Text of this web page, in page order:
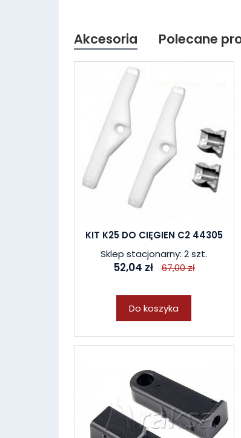
Akcesoria Polecane
KIT K25 DO CIĘGIEN C2 44305
Sklep stacjonarny: 2 szt.
52,04 zł 67,00 zł
Do koszyka